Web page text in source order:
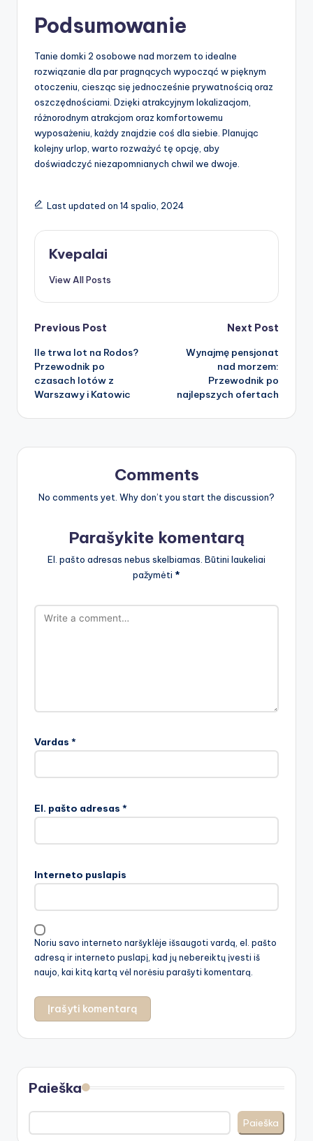
Podsumowanie
Tanie domki 2 osobowe nad morzem to idealne
rozwiązanie dla par pragnących wypocząć w pięknym
otoczeniu, ciesząc się jednocześnie prywatnością oraz
oszczędnościami. Dzięki atrakcyjnym lokalizacjom,
różnorodnym atrakcjom oraz komfortowemu
wyposażeniu, każdy znajdzie coś dla siebie. Planując
kolejny urlop, warto rozważyć tę opcję, aby
doświadczyć niezapomnianych chwil we dwoje.
Last updated on 14 spalio, 2024
Kvepalai
View All Posts
Post
navigation
Previous Post
Ile trwa lot na Rodos?
Przewodnik po
czasach lotów z
Warszawy i Katowic
Next Post
Wynajmę pensjonat
nad morzem:
Przewodnik po
najlepszych ofertach
Comments
No comments yet. Why don’t you start the discussion?
Parašykite komentarą
El. pašto adresas nebus skelbiamas. Būtini laukeliai
pažymėti *
Vardas *
El. pašto adresas *
Interneto puslapis
Noriu savo interneto naršyklėje išsaugoti vardą, el. pašto
adresą ir interneto puslapį, kad jų nebereiktų įvesti iš
naujo, kai kitą kartą vėl norėsiu parašyti komentarą.
Paieška
Paieška